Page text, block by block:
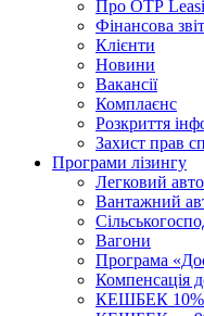
Про ОТР
Фінансова
Клієнти
Новини
Вакансії
Комплаєнс
Розкриття
Захист прав
Програми лізингу
Легковий
Вантажний
Вагони
Програма
Компенсація
КЕШБЕК 10%